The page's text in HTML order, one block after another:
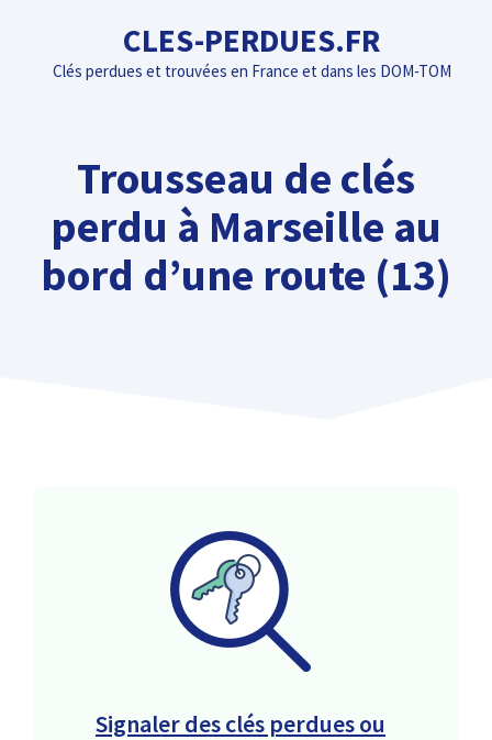
contenu
CLES-PERDUES.FR
Clés perdues et trouvées en France et dans les DOM-TOM
Trousseau de clés
perdu à Marseille au
bord d’une route (13)
Signaler des clés perdues ou